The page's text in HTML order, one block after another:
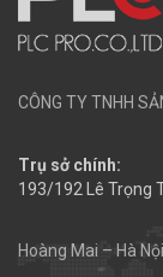
CÔNG TY TNHH
Trụ sở chính:
193/192 Lê Trọng
Hoàng Mai – Hà Nội